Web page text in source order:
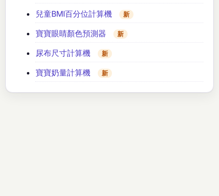
兒童BMI百分位計算機 新
寶寶眼睛顏色預測器 新
尿布尺寸計算機 新
寶寶奶量計算機 新